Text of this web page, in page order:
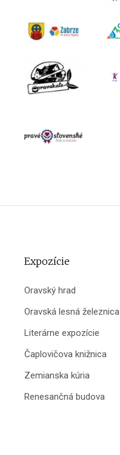
Expozície
Oravský hrad
Oravská lesná železnica
Literárne expozície
Čaplovičova knižnica
Zemianska kúria
Renesančná budova